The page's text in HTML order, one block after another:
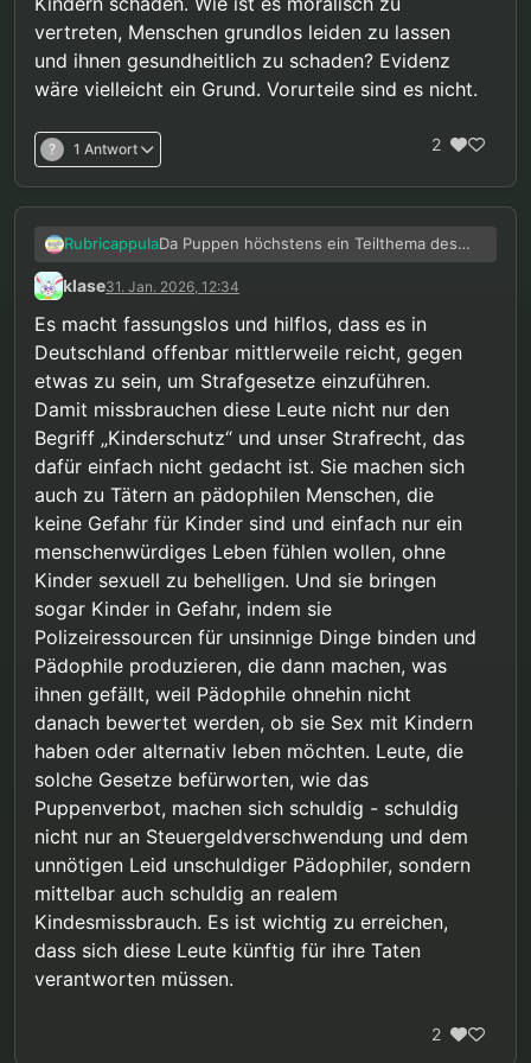
vertreten, Menschen grundlos leiden zu lassen
und ihnen gesundheitlich zu schaden? Evidenz
wäre vielleicht ein Grund. Vorurteile sind es nicht.
? 1 Antwort 2
RubricappulaDa Puppen höchstens ein Teilthema des
ganzen sind, lässt definitiv nicht nur Beier
KTW schlecht aussehen. Zumal je nach
Meinungen herrschen können. Die Person
an meinem Standort (die für mich zuständig
war) ist auch sehr dagegen.
klase31. Jan. 2026, 12:34
Es macht fassungslos und hilflos, dass es in
Deutschland offenbar mittlerweile reicht, gegen
etwas zu sein, um Strafgesetze einzuführen.
Damit missbrauchen diese Leute nicht nur den
Begriff „Kinderschutz“ und unser Strafrecht, das
dafür einfach nicht gedacht ist. Sie machen sich
auch zu Tätern an pädophilen Menschen, die
keine Gefahr für Kinder sind und einfach nur ein
menschenwürdiges Leben fühlen wollen, ohne
Kinder sexuell zu behelligen. Und sie bringen
sogar Kinder in Gefahr, indem sie
Polizeiressourcen für unsinnige Dinge binden und
Pädophile produzieren, die dann machen, was
ihnen gefällt, weil Pädophile ohnehin nicht
danach bewertet werden, ob sie Sex mit Kindern
haben oder alternativ leben möchten. Leute, die
solche Gesetze befürworten, wie das
Puppenverbot, machen sich schuldig - schuldig
nicht nur an Steuergeldverschwendung und dem
unnötigen Leid unschuldiger Pädophiler, sondern
mittelbar auch schuldig an realem
Kindesmissbrauch. Es ist wichtig zu erreichen,
dass sich diese Leute künftig für ihre Taten
verantworten müssen.
2